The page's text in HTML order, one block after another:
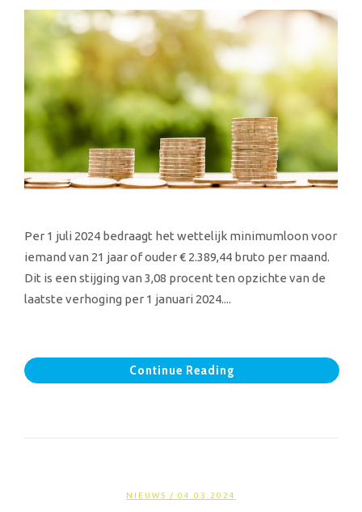
Per 1 juli 2024 bedraagt het wettelijk minimumloon voor
iemand van 21 jaar of ouder € 2.389,44 bruto per maand.
Dit is een stijging van 3,08 procent ten opzichte van de
laatste verhoging per 1 januari 2024....
Continue Reading
NIEUWS / 04.03.2024